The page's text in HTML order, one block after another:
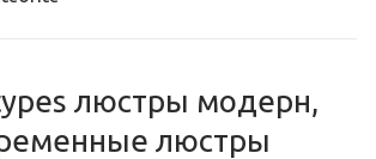
люстры модерн,
люстры